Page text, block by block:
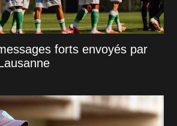
forts envoyés par